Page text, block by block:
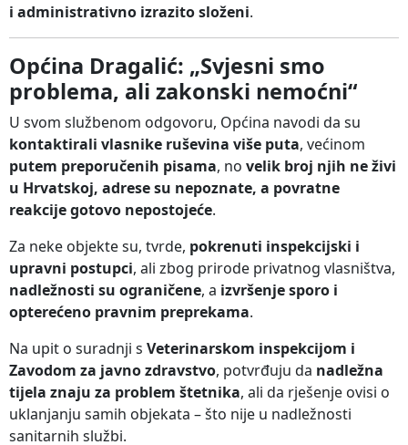
i administrativno izrazito složeni.
Općina Dragalić: „Svjesni smo
problema, ali zakonski nemoćni“
U svom službenom odgovoru, Općina navodi da su
kontaktirali vlasnike ruševina više puta, većinom
putem preporučenih pisama, no velik broj njih ne živi
u Hrvatskoj, adrese su nepoznate, a povratne
reakcije gotovo nepostojeće.
Za neke objekte su, tvrde, pokrenuti inspekcijski i
upravni postupci, ali zbog prirode privatnog vlasništva,
nadležnosti su ograničene, a izvršenje sporo i
opterećeno pravnim preprekama.
Na upit o suradnji s Veterinarskom inspekcijom i
Zavodom za javno zdravstvo, potvrđuju da nadležna
tijela znaju za problem štetnika, ali da rješenje ovisi o
uklanjanju samih objekata – što nije u nadležnosti
sanitarnih službi.